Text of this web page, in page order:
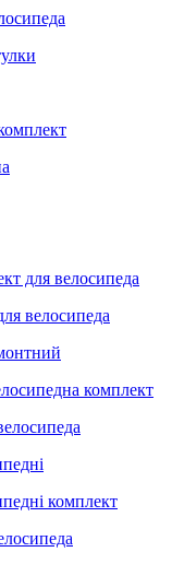
для велосипеда
велосипеда
комплект
комплект